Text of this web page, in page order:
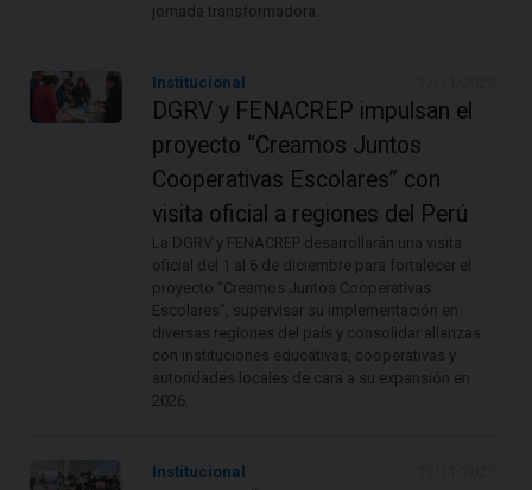
jornada transformadora.
Institucional
DGRV y FENACREP impulsan el
proyecto “Creamos Juntos
Cooperativas Escolares” con
visita oficial a regiones del Perú
La DGRV y FENACREP desarrollarán una visita
oficial del 1 al 6 de diciembre para fortalecer el
proyecto “Creamos Juntos Cooperativas
Escolares”, supervisar su implementación en
diversas regiones del país y consolidar alianzas
con instituciones educativas, cooperativas y
autoridades locales de cara a su expansión en
2026.
Institucional